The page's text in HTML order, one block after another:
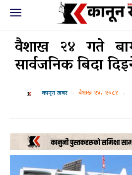
वैशाख २४ गते
सार्वजनिक बिदा
कानून खबर बैशाख २४, २०८१